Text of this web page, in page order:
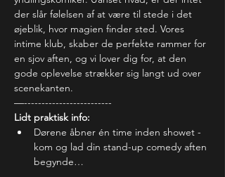
der slår følelsen af at være til stede i det
øjeblik, hvor magien finder sted. Vores
intime klub, skaber de perfekte rammer for
en sjov aften, og vi lover dig for, at den
gode oplevelse strækker sig langt ud over
scenekanten.
—-------------------------
Lidt praktisk info:
Dørene åbner én time inden showet -
kom og lad din stand-up comedy aften
begynde…